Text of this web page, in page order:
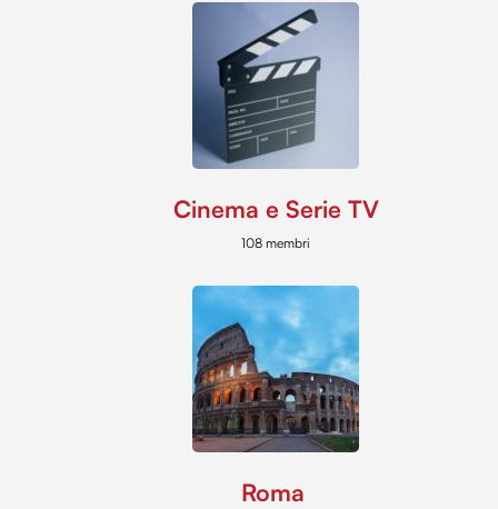
Cinema e Serie TV
108 membri
Roma